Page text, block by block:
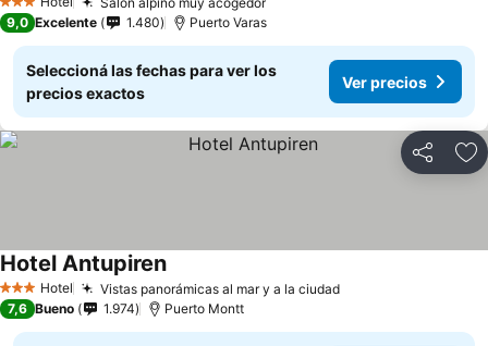
3 Estrellas Ver precios
9,0 Excelente 1.480 Puerto Varas
Seleccioná las fechas para ver los
precios exactos
Ver precios
Compartir
3 Estrellas
Hotel Vistas panorámicas al mar y a la ciudadVer precios
Hotel AntupirenVer precios
7,6 Bueno 1.974 Puerto Montt